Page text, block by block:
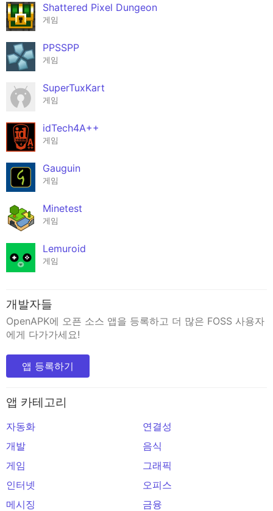
Shattered Pixel Dungeon
게임
PPSSPP
게임
SuperTuxKart
게임
idTech4A++
게임
Gauguin
게임
Minetest
게임
Lemuroid
게임
개발자들
OpenAPK에 오픈 소스 앱을 등록하고 더 많은 FOSS 사용자
에게 다가가세요!
앱 등록하기
앱 카테고리
자동화
연결성
개발
음식
게임
그래픽
인터넷
오피스
메시징
금융